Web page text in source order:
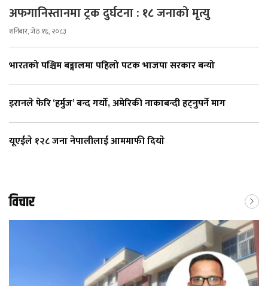
अफगानिस्तानमा ट्रक दुर्घटना : १८ जनाको मृत्यु
शनिबार, जेठ १६, २०८३
भारतको पश्चिम बङ्गालमा पहिलो पटक भाजपा सरकार बन्यो
इरानले फेरि ‘हर्मुज’ बन्द गर्यो, अमेरिकी नाकाबन्दी हट्नुपर्ने माग
यूएईले १२८ जना नेपालीलाई आममाफी दियाे
विचार